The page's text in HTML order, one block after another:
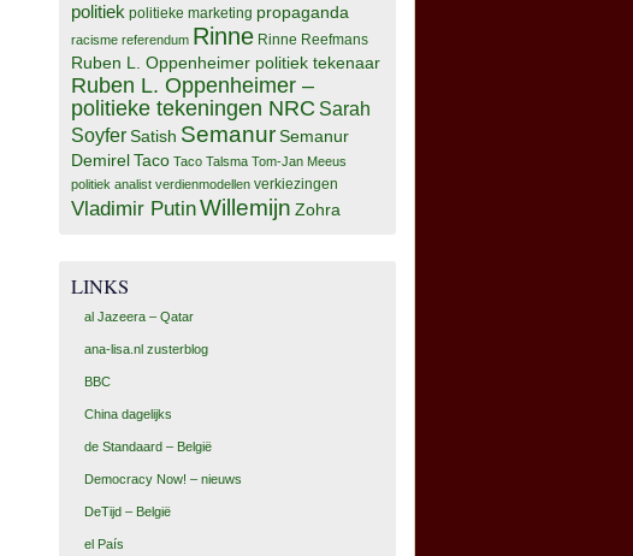
politiek politieke marketing propaganda
racisme referendum Rinne Rinne Reefmans
Ruben L. Oppenheimer politiek tekenaar
Ruben L. Oppenheimer –
politieke tekeningen NRC Sarah
Soyfer Satish SemanurSemanur
DemirelTaco Taco Talsma Tom-Jan Meeus
politiek analist verdienmodellen verkiezingen
Vladimir PutinWillemijn Zohra
LINKS
al Jazeera – Qatar
ana-lisa.nl zusterblog
BBC
China dagelijks
de Standaard – België
Democracy Now! – nieuws
DeTijd – België
el País